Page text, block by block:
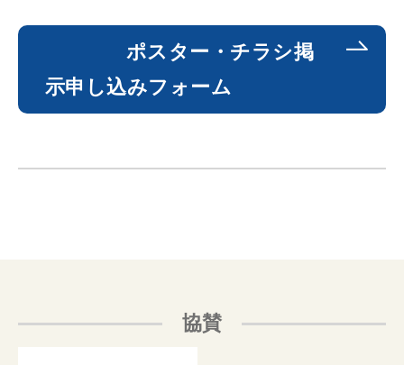
ポスター・チラシ掲
示申し込みフォーム
協賛